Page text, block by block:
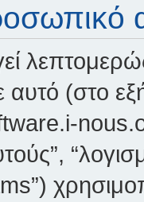
(στο